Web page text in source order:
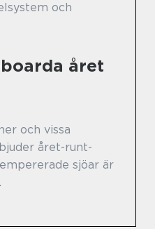
och
året
och vissa
året-runt-
sjöar är